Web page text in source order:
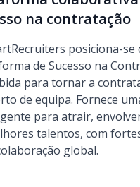
na contratação
posiciona-se
de Sucesso na
para tornar a
de equipa. Fornece
para atrair,
talentos, com
global.